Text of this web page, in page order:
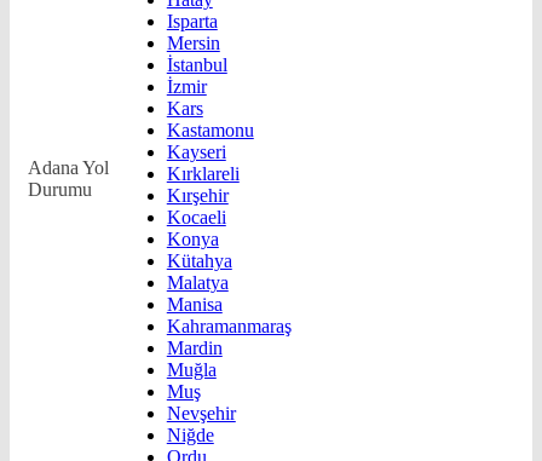
Adana Yol
Durumu
Isparta
Mersin
İstanbul
İzmir
Kars
Kastamonu
Kayseri
Kırklareli
Kırşehir
Kocaeli
Konya
Kütahya
Malatya
Manisa
Kahramanmaraş
Mardin
Muğla
Muş
Nevşehir
Niğde
Ordu